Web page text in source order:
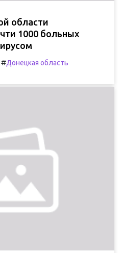
области
1000 больных
#Донецкая область